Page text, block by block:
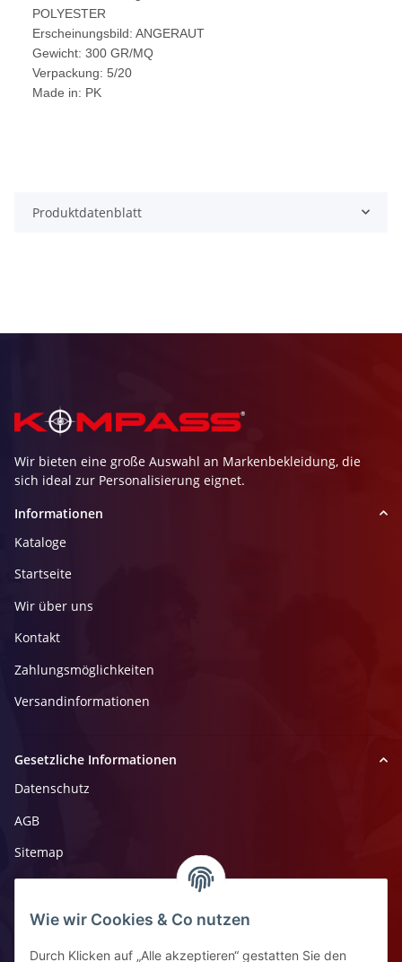
Wie wir Cookies & Co nutzen
Durch Klicken auf „Alle akzeptieren“ gestatten Sie den
POLYESTER
Erscheinungsbild: ANGERAUT
Gewicht: 300 GR/MQ
Verpackung: 5/20
Made in: PK
Produktdatenblatt
Wir bieten eine große Auswahl an Markenbekleidung, die
sich ideal zur Personalisierung eignet.
Informationen
Kataloge
Startseite
Wir über uns
Kontakt
Zahlungsmöglichkeiten
Versandinformationen
Gesetzliche Informationen
Datenschutz
AGB
Sitemap
Impressum
Widerrufsrecht